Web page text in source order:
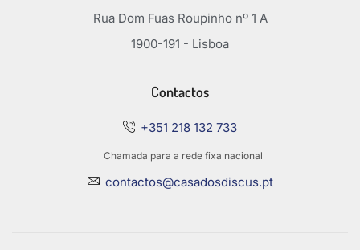
Rua Dom Fuas Roupinho nº 1 A
1900-191 - Lisboa
Contactos
+351 218 132 733
Chamada para a rede fixa nacional
contactos@casadosdiscus.pt